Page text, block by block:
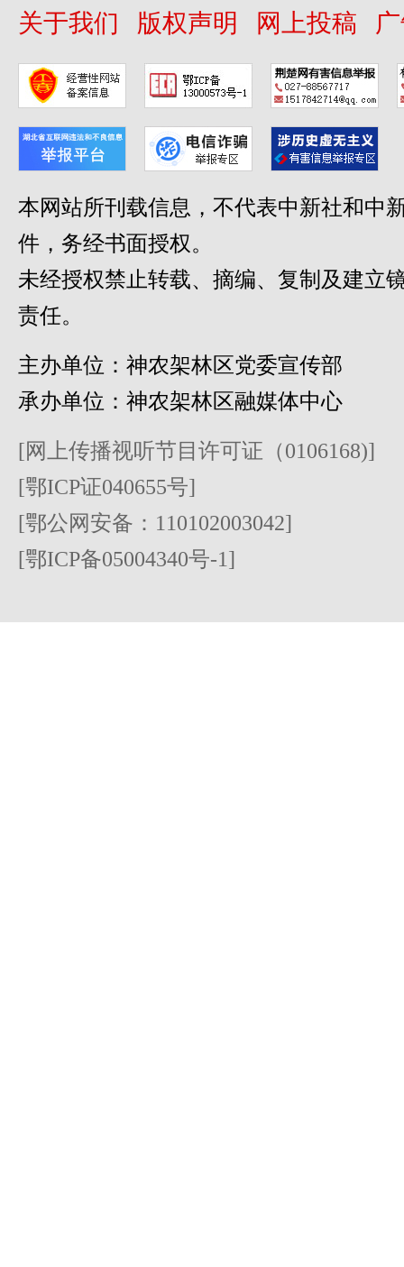
关于我们 版权声明 网上投稿
本网站所刊载信息，不代表中新社和中
件，务经书面授权。
未经授权禁止转载、摘编、复制及建立
责任。
主办单位：神农架林区党委宣传部
承办单位：神农架林区融媒体中心
[网上传播视听节目许可证（0106168)]
[鄂ICP证040655号]
[鄂公网安备：110102003042]
[鄂ICP备05004340号-1]